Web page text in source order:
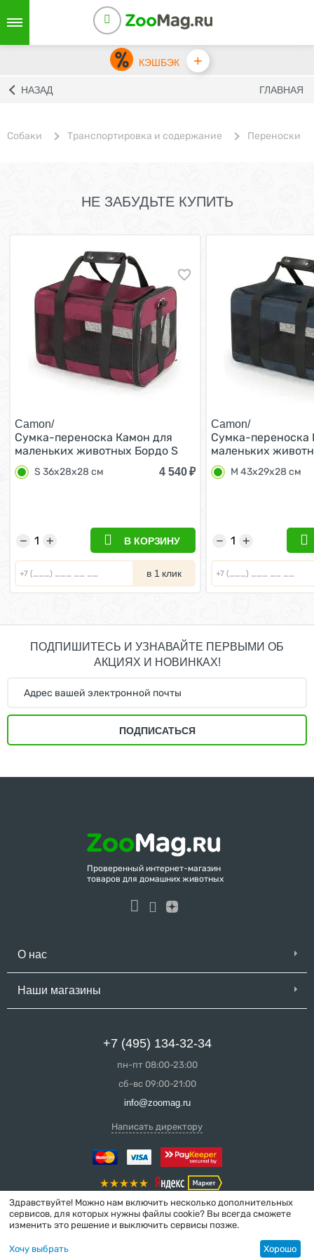
КЭШБЭК +
НАЗАД ГЛАВНАЯ
Собаки Транспортировка и содержание Переноски
НЕ ЗАБУДЬТЕ КУПИТЬ
Camon/
Cумка-переноска Камон для
маленьких животных Бордо S
36x28x28 см
S 36x28x28 см 4 540₽
+
− В КОРЗИНУ
в 1 клик
Camon/
Cумка-переноска
маленьких
43x29x28 см
M 43x29x28 см
+
−
ПОДПИШИТЕСЬ И УЗНАВАЙТЕ ПЕРВЫМИ ОБ
АКЦИЯХ И НОВИНКАХ!
ПОДПИСАТЬСЯ
Проверенный интернет-магазин
товаров для домашних животных
О нас
Наши магазины
+7 (495) 134-32-34
пн-пт 08:00-23:00
сб-вс 09:00-21:00
info@zoomag.ru
Написать директору
Интернет-магазин сделан в вебстудии
MakeShop.pro
Здравствуйте! Можно нам включить несколько дополнительных
сервисов, для которых нужны файлы cookie? Вы всегда сможете
изменить это решение и выключить сервисы позже.
Хочу выбрать Хорошо